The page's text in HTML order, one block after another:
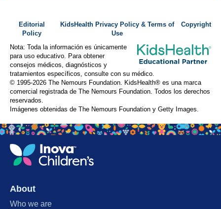
Editorial
Policy
KidsHealth Privacy Policy & Terms of
Use
Copyright
Nota: Toda la información es únicamente
para uso educativo. Para obtener
consejos médicos, diagnósticos y
tratamientos específicos, consulte con su médico.
© 1995-2026 The Nemours Foundation. KidsHealth® es una marca
comercial registrada de The Nemours Foundation. Todos los derechos
reservados.
Imágenes obtenidas de The Nemours Foundation y Getty Images.
About
Who we are